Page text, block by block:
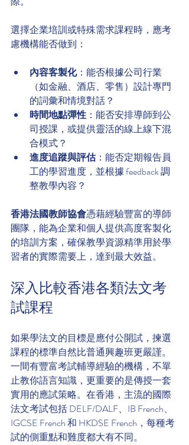
選擇企業培訓或特殊需求課程時，應考
慮機構能否做到：
內容客製化：能否根據公司行業
（如金融、酒店、零售）設計專門
的詞彙和情境對話？
時間地點彈性：能否安排導師到公
司授課，或提供靈活的線上線下混
合模式？
進度追蹤與評估：能否定期報告員
工的學習進度，並根據 feedback 調
整教學內容？
香港法國教師協會憑藉經驗豐富的導師
團隊，能為企業和個人提供高度客製化
的培訓方案，確保教學資源精準用於學
習者的實際需要上，達到最大效益。
深入比較香港各類法文考
試課程
如果學法文的目標是應付公開試，揀選
課程的標準自然比普通興趣班更嚴謹。
一間有豐富考試輔導經驗的機構，不單
止教你語言知識，更重要的是傳授一套
實用的應試策略。在香港，主流的國際
法文考試包括 DELF/DALF、IB French、
IGCSE French 和 HKDSE French，每種考
試的側重點和難度都大有不同。